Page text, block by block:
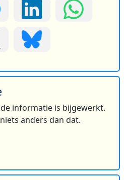
informatie is bijgewerkt.
anders dan dat.